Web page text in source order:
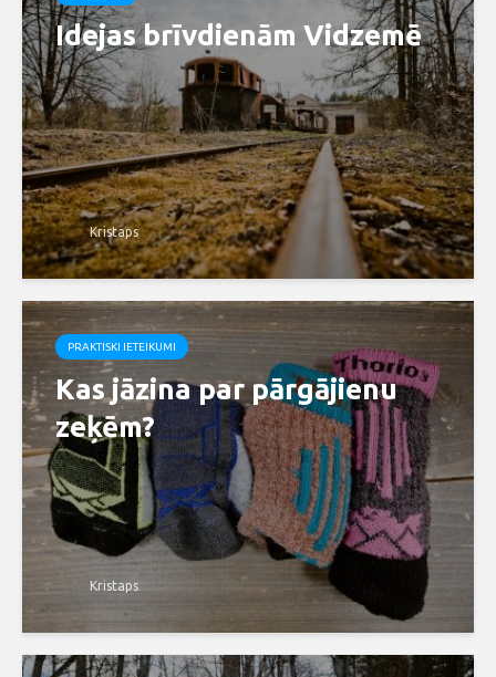
Idejas brīvdienām Vidzemē
Kristaps
PRAKTISKI IETEIKUMI
Kas jāzina par pārgājienu
zeķēm?
Kristaps